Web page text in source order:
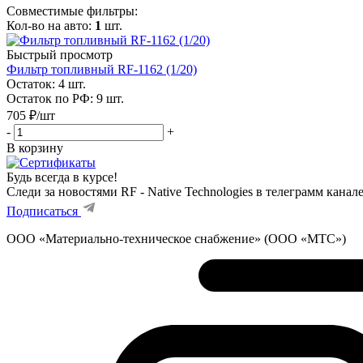
Совместимые фильтры:
Кол-во на авто: 1 шт.
Быстрый просмотр
Фильтр топливный RF-1162 (1/20)
Остаток: 4 шт.
Остаток по РФ: 9 шт.
705 ₽/шт
-
+
В корзину
Будь всегда в курсе!
Следи за новостями RF - Native Technologies в телеграмм канале
Подписаться
ООО «Материально-техническое снабжение» (ООО «МТС»)